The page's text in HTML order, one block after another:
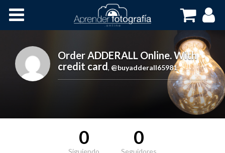
Cursos OnLine
Order ADDERALL Online. With
credit card, @buyadderall65981
0
Siguiendo
0
Seguidores